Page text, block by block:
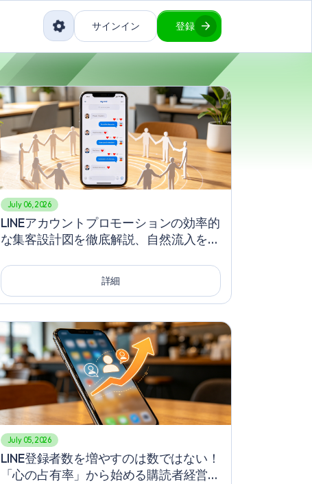
サインイン 登録
July 06, 2026
LINEアカウントプロモーションの効率的
な集客設計図を徹底解説、自然流入を巧
なく倍増させる達人の実践秘訣
詳細
July 05, 2026
LINE登録者数を増やすのは数ではない！
「心の占有率」から始める購読者経営